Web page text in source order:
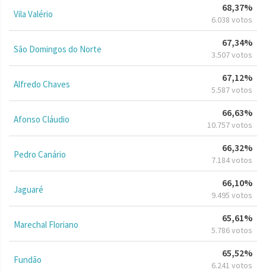
Vila Valério
68,37%
6.038 votos
São Domingos do Norte
67,34%
3.507 votos
Alfredo Chaves
67,12%
5.587 votos
Afonso Cláudio
66,63%
10.757 votos
Pedro Canário
66,32%
7.184 votos
Jaguaré
66,10%
9.495 votos
Marechal Floriano
65,61%
5.786 votos
Fundão
65,52%
6.241 votos